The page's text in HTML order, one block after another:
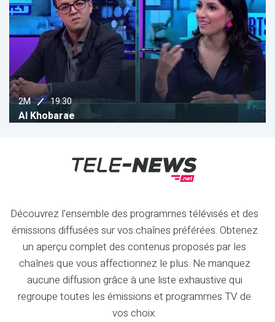
AL AOULA 22:00
Moudawala
Découvrez l'ensemble des programmes télévisés et des
émissions diffusées sur vos chaînes préférées. Obtenez
un aperçu complet des contenus proposés par les
chaînes que vous affectionnez le plus. Ne manquez
aucune diffusion grâce à une liste exhaustive qui
regroupe toutes les émissions et programmes TV de
vos choix.